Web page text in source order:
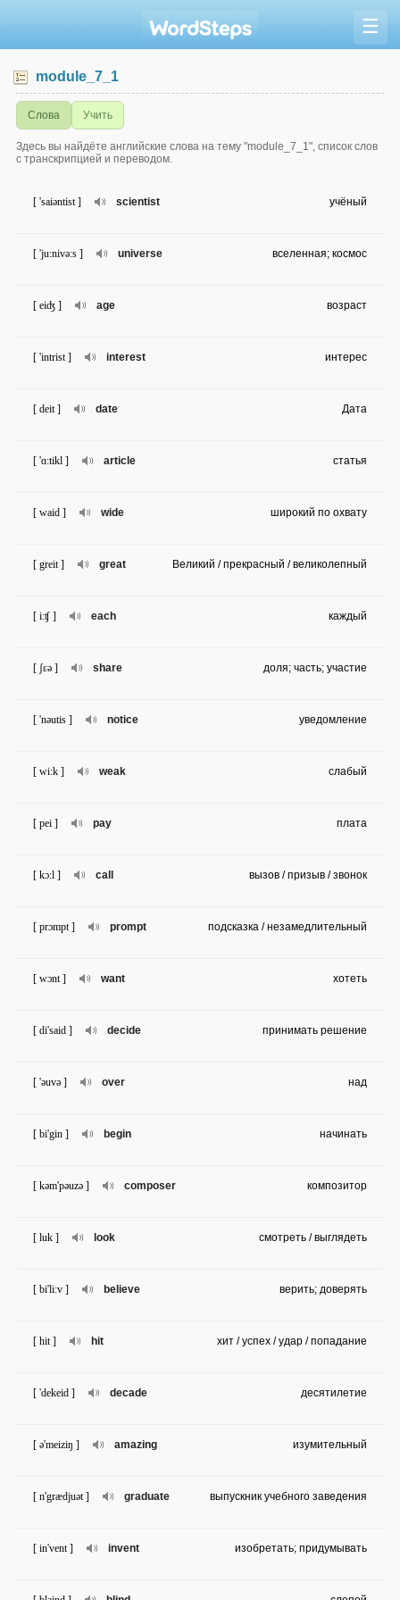
☰
module_7_1
Слова Учить
Здесь вы найдёте английские слова на тему "module_7_1", список слов
с транскрипцией и переводом.
scientist
[ 'saiəntist ] учёный
universe
[ 'ju:nivə:s ] вселенная; космос
age
[ eiʤ ] возраст
interest
[ 'intrist ] интерес
date
[ deit ] Дата
article
[ 'ɑ:tikl ] статья
wide
[ waid ] широкий по охвату
great
[ greit ] Великий / прекрасный / великолепный
each
[ i:ʧ ] каждый
share
[ ʃɛə ] доля; часть; участие
notice
[ 'nəutis ] уведомление
weak
[ wi:k ] слабый
pay
[ pei ] плата
call
[ kɔ:l ] вызов / призыв / звонок
prompt
[ prɔmpt ] подсказка / незамедлительный
want
[ wɔnt ] хотеть
decide
[ di'said ] принимать решение
over
[ 'əuvə ] над
begin
[ bi'gin ] начинать
composer
[ kəm'pəuzə ] композитор
look
[ luk ] смотреть / выглядеть
believe
[ bi'li:v ] верить; доверять
hit
[ hit ] хит / успех / удар / попадание
decade
[ 'dekeid ] десятилетие
amazing
[ ə'meiziŋ ] изумительный
graduate
[ n'grædjuət ] выпускник учебного заведения
invent
[ in'vent ] изобретать; придумывать